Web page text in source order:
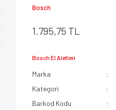
Bosch
1.795,75 TL
Bosch El Aletleri
Marka
Kategori
Barkod Kodu